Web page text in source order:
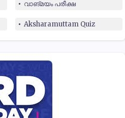
വാങ്മയം പരീക്ഷ
Aksharamuttam Quiz